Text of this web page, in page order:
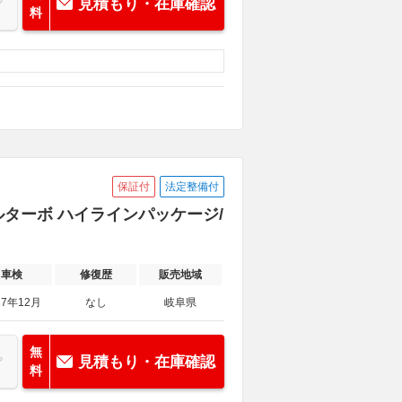
料
見積もり・在庫確認
保証付 法定整備付
ーボ ハイラインパッケージ/
車検 修復歴 販売地域
年12月 なし 岐阜県
無
料
見積もり・在庫確認